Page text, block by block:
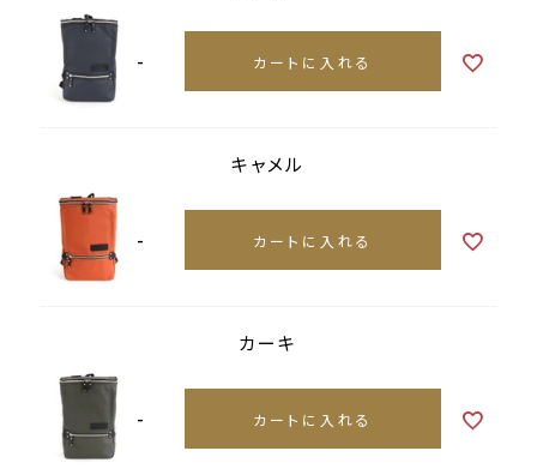
- カートに入れる
キャメル
- カートに入れる
カーキ
- カートに入れる